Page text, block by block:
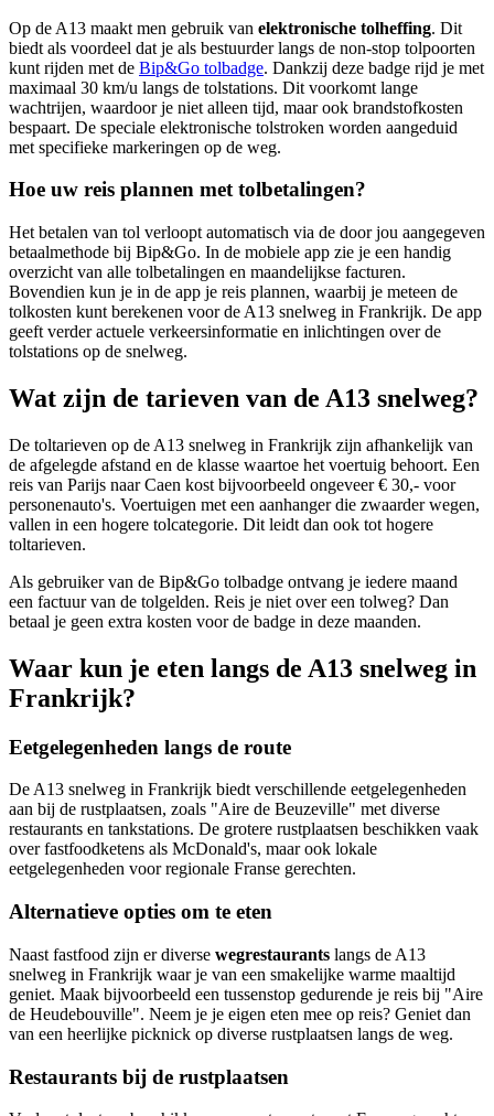
Op de A13 maakt men gebruik van elektronische tolheffing. Dit
biedt als voordeel dat je als bestuurder langs de non-stop tolpoorten
kunt rijden met de Bip&Go tolbadge. Dankzij deze badge rijd je met
maximaal 30 km/u langs de tolstations. Dit voorkomt lange
wachtrijen, waardoor je niet alleen tijd, maar ook brandstofkosten
bespaart. De speciale elektronische tolstroken worden aangeduid
met specifieke markeringen op de weg.
Hoe uw reis plannen met tolbetalingen?
Het betalen van tol verloopt automatisch via de door jou aangegeven
betaalmethode bij Bip&Go. In de mobiele app zie je een handig
overzicht van alle tolbetalingen en maandelijkse facturen.
Bovendien kun je in de app je reis plannen, waarbij je meteen de
tolkosten kunt berekenen voor de A13 snelweg in Frankrijk. De app
geeft verder actuele verkeersinformatie en inlichtingen over de
tolstations op de snelweg.
Wat zijn de tarieven van de A13 snelweg?
De toltarieven op de A13 snelweg in Frankrijk zijn afhankelijk van
de afgelegde afstand en de klasse waartoe het voertuig behoort. Een
reis van Parijs naar Caen kost bijvoorbeeld ongeveer € 30,- voor
personenauto's. Voertuigen met een aanhanger die zwaarder wegen,
vallen in een hogere tolcategorie. Dit leidt dan ook tot hogere
toltarieven.
Als gebruiker van de Bip&Go tolbadge ontvang je iedere maand
een factuur van de tolgelden. Reis je niet over een tolweg? Dan
betaal je geen extra kosten voor de badge in deze maanden.
Waar kun je eten langs de A13 snelweg in
Frankrijk?
Eetgelegenheden langs de route
De A13 snelweg in Frankrijk biedt verschillende eetgelegenheden
aan bij de rustplaatsen, zoals "Aire de Beuzeville" met diverse
restaurants en tankstations. De grotere rustplaatsen beschikken vaak
over fastfoodketens als McDonald's, maar ook lokale
eetgelegenheden voor regionale Franse gerechten.
Alternatieve opties om te eten
Naast fastfood zijn er diverse wegrestaurants langs de A13
snelweg in Frankrijk waar je van een smakelijke warme maaltijd
geniet. Maak bijvoorbeeld een tussenstop gedurende je reis bij "Aire
de Heudebouville". Neem je je eigen eten mee op reis? Geniet dan
van een heerlijke picknick op diverse rustplaatsen langs de weg.
Restaurants bij de rustplaatsen